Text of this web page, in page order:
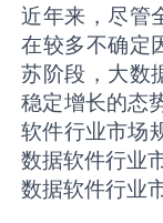
近年来，尽管
在较多不确定
苏阶段，大数
稳定增长的态
软件行业市场
数据软件行业
数据软件行业